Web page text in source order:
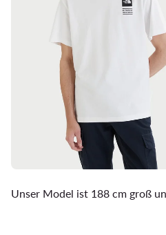
Unser Model ist 188 cm groß